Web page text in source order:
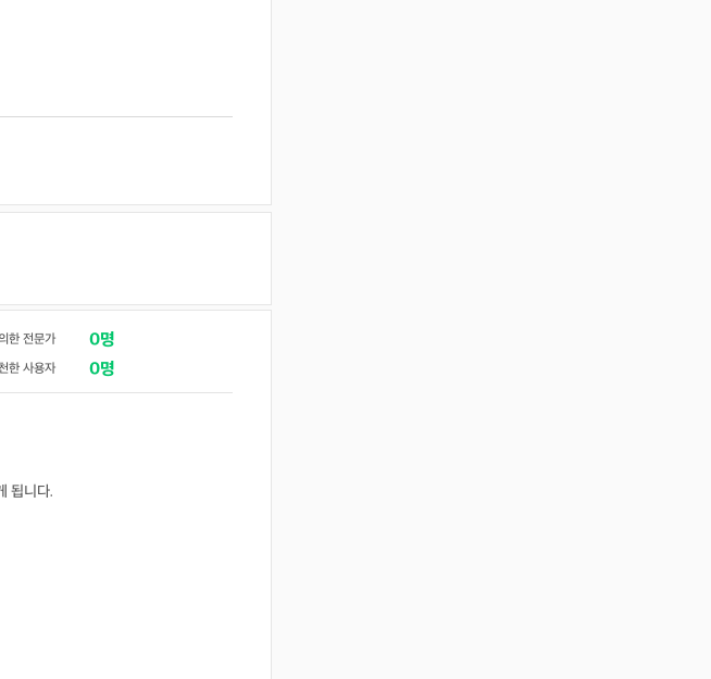
한 전문가 0명
한 사용자 0명
됩니다.